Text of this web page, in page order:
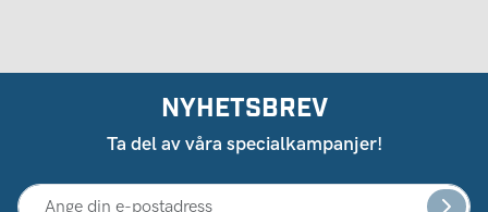
NYHETSBREV
Ta del av våra specialkampanjer!